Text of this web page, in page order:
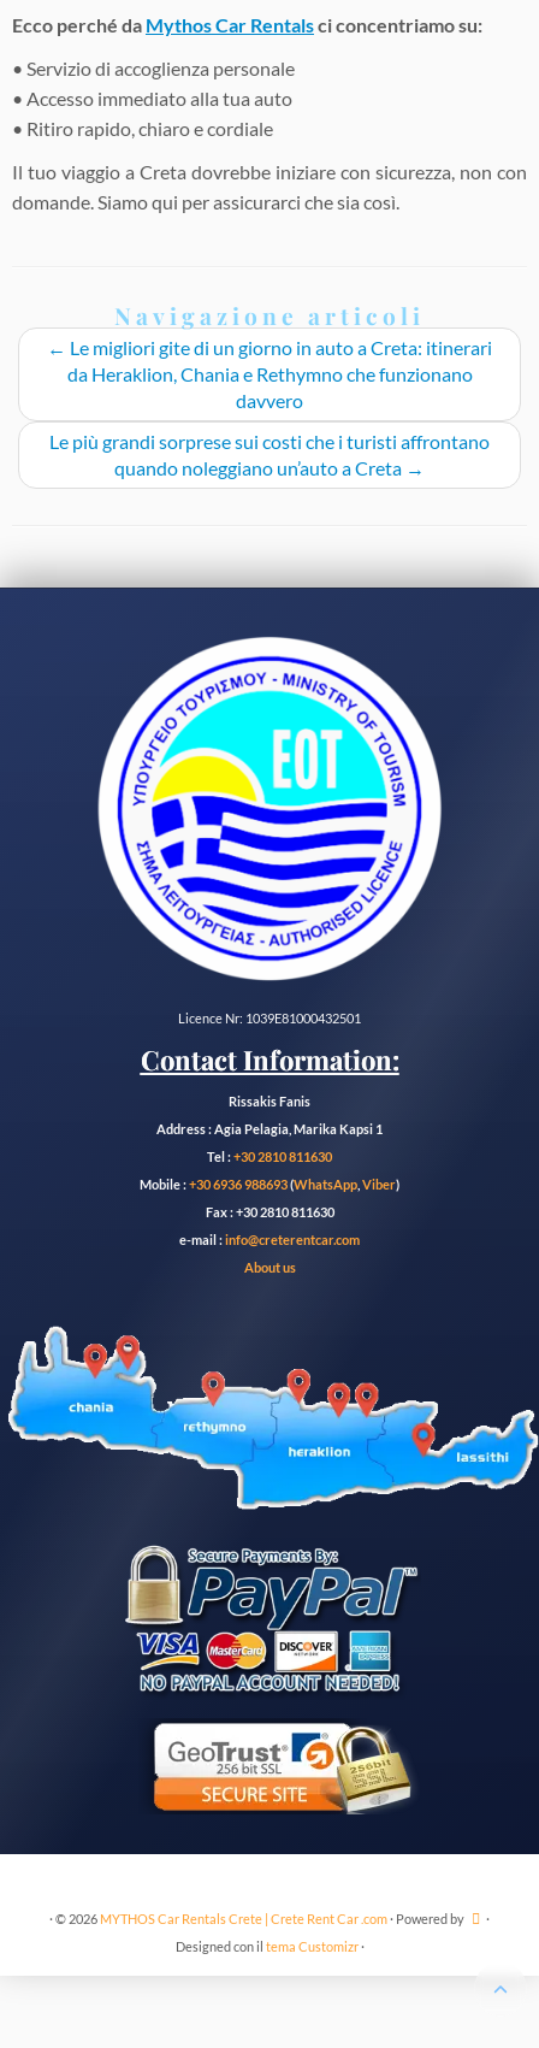
Ecco perché da Mythos Car Rentalsci concentriamo su:
• Servizio di accoglienza personale
• Accesso immediato alla tua auto
• Ritiro rapido, chiaro e cordiale
Il tuo viaggio a Creta dovrebbe iniziare con sicurezza, non con
domande. Siamo qui per assicurarci che sia così.
Navigazione articoli
← Le migliori gite di un giorno in auto a Creta: itinerari
da Heraklion, Chania e Rethymno che funzionano
davvero
Le più grandi sorprese sui costi che i turisti affrontano
quando noleggiano un’auto a Creta →
Licence Nr: 1039E81000432501
Contact Information:
Rissakis Fanis
Address : Agia Pelagia, Marika Kapsi 1
Tel :+30 2810 811630
Mobile :+30 6936 988693(WhatsApp Viber)
Fax : +30 2810 811630
e-mail :info@creterentcar.com
About us
·© 2026 MYTHOS Car Rentals Crete | Crete Rent Car .com· Powered by
·
Designed con il tema Customizr·